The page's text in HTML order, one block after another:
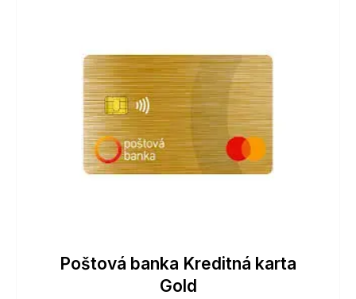
Poštová banka Kreditná karta
Gold